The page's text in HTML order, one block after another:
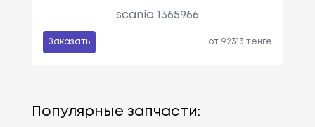
scania 1365966
Заказать от 92313 тенге
Популярные запчасти: